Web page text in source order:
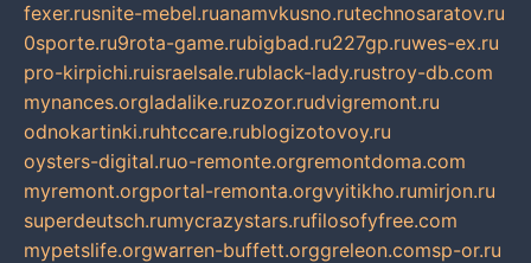
fexer.rusnite-mebel.ruanamvkusno.rutechnosaratov.ru
0sporte.ru9rota-game.rubigbad.ru227gp.ruwes-ex.ru
pro-kirpichi.ruisraelsale.rublack-lady.rustroy-db.com
mynances.orgladalike.ruzozor.rudvigremont.ru
odnokartinki.ruhtccare.rublogizotovoy.ru
oysters-digital.ruo-remonte.orgremontdoma.com
myremont.orgportal-remonta.orgvyitikho.rumirjon.ru
superdeutsch.rumycrazystars.rufilosofyfree.com
mypetslife.orgwarren-buffett.orggreleon.comsp-or.ru